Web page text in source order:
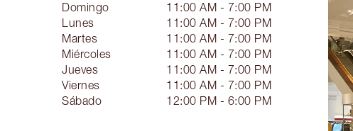
Domingo
11:00 AM - 7:00 PM
Lunes
11:00 AM - 7:00 PM
Martes
11:00 AM - 7:00 PM
Miércoles
11:00 AM - 7:00 PM
Jueves
11:00 AM - 7:00 PM
Viernes
11:00 AM - 7:00 PM
Sábado
12:00 PM - 6:00 PM